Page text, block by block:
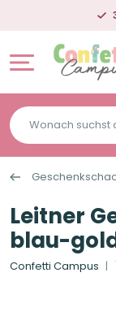
Wonach
suchst
du?
Leitner
blau-
Confetti Campus